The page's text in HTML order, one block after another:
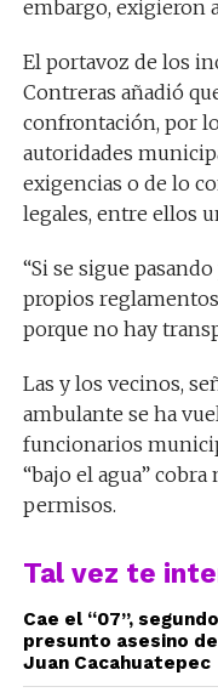
embargo, exigieron
El portavoz de los
Contreras añadió
confrontación, por
autoridades
exigencias o de lo
legales, entre ellos
“Si se sigue
propios
porque no hay
Las y los vecinos,
ambulante se ha
funcionarios
“bajo el agua”
permisos.
Tal vez te
Cae el “07”,
presunto asesino
Juan Cacahuatepec